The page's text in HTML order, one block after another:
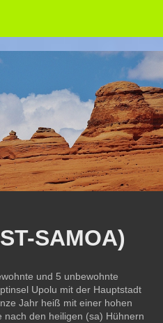
SAMOA)
und 5 unbewohnte
Upolu mit der Hauptstadt
Jahr heiß mit einer hohen
nach den heiligen (sa) Hühnern